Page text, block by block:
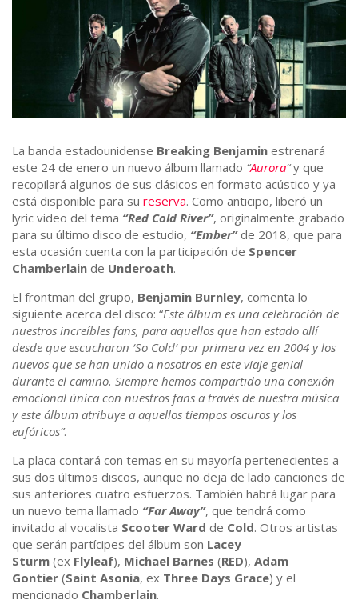
La banda estadounidense Breaking Benjamin estrenará
este 24 de enero un nuevo álbum llamado “Aurora“y que
recopilará algunos de sus clásicos en formato acústico y ya
está disponible para su reserva. Como anticipo, liberó un
lyric video del tema “Red Cold River”, originalmente grabado
para su último disco de estudio, “Ember”de 2018, que para
esta ocasión cuenta con la participación de Spencer
Chamberlain de Underoath.
El frontman del grupo, Benjamin Burnley, comenta lo
siguiente acerca del disco: “Este álbum es una celebración de
nuestros increíbles fans, para aquellos que han estado allí
desde que escucharon ‘So Cold’ por primera vez en 2004 y los
nuevos que se han unido a nosotros en este viaje genial
durante el camino. Siempre hemos compartido una conexión
emocional única con nuestros fans a través de nuestra música
y este álbum atribuye a aquellos tiempos oscuros y los
eufóricos”.
La placa contará con temas en su mayoría pertenecientes a
sus dos últimos discos, aunque no deja de lado canciones de
sus anteriores cuatro esfuerzos. También habrá lugar para
un nuevo tema llamado “Far Away”, que tendrá como
invitado al vocalista Scooter Ward de Cold. Otros artistas
que serán partícipes del álbum son Lacey
Sturm (ex Flyleaf), Michael Barnes (RED), Adam
Gontier (Saint Asonia, ex Three Days Grace) y el
mencionado Chamberlain.